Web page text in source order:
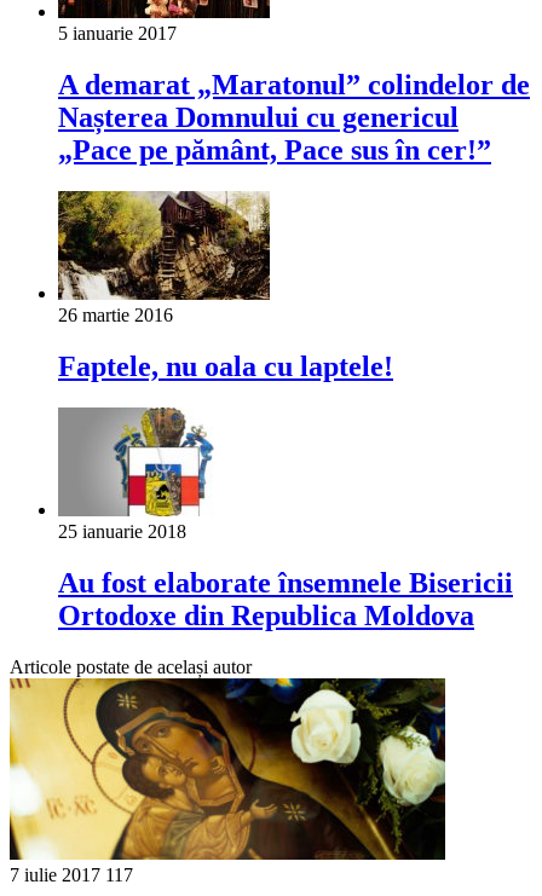
5 ianuarie 2017
A demarat „Maratonul” colindelor de
Nașterea Domnului cu genericul
„Pace pe pământ, Pace sus în cer!”
26 martie 2016
Faptele, nu oala cu laptele!
25 ianuarie 2018
Au fost elaborate însemnele Bisericii
Ortodoxe din Republica Moldova
Articole postate de același autor
7 iulie 2017 117